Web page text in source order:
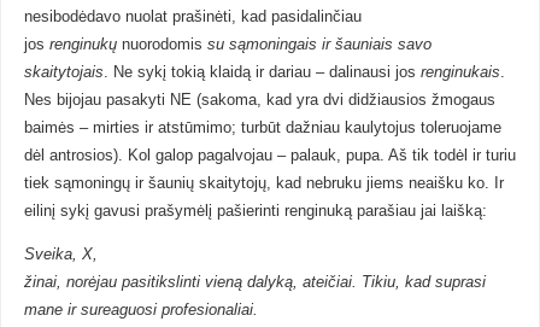
nesibodėdavo nuolat prašinėti, kad pasidalinčiau
jos renginukųnuorodomis su sąmoningais ir šauniais savo
skaitytojais. Ne sykį tokią klaidą ir dariau – dalinausi jos renginukais.
Nes bijojau pasakyti NE (sakoma, kad yra dvi didžiausios žmogaus
baimės – mirties ir atstūmimo; turbūt dažniau kaulytojus toleruojame
dėl antrosios). Kol galop pagalvojau – palauk, pupa. Aš tik todėl ir turiu
tiek sąmoningų ir šaunių skaitytojų, kad nebruku jiems neaišku ko. Ir
eilinį sykį gavusi prašymėlį pašierinti renginuką parašiau jai laišką:
Sveika, X,
žinai, norėjau pasitikslinti vieną dalyką, ateičiai. Tikiu, kad suprasi
mane ir sureaguosi profesionaliai.